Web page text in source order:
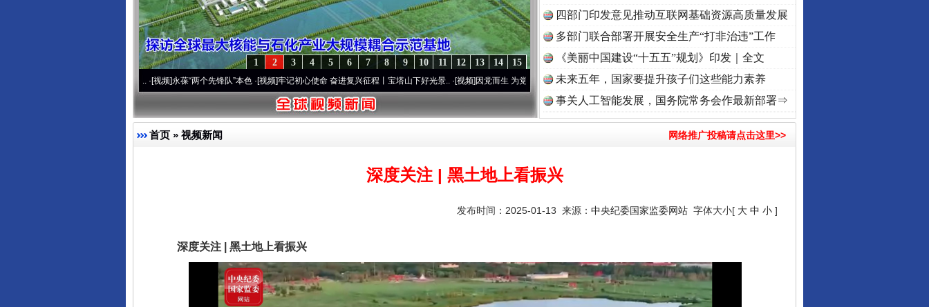
15
14
13
12
11
10
9
8
7
6
5
4
3
2
1
永葆“两个先锋队”本色·[视频]牢记初心使命 奋进复兴征程丨宝塔山下好光景..·[视频]因党而生 为党而战——百年“纪”事⑧加强纪律..·[视频]牢记初心使命 奋进复兴征程丨“转折之城”激荡..
读
四部门印发意见推动互联网基础资源高质量发展
多部门联合部署开展安全生产“打非治违”工作
《美丽中国建设“十五五”规划》印发｜全文
未来五年，国家要提升孩子们这些能力素养
事关人工智能发展，国务院常务会作最新部署⇒
首页 » 视频新闻 网络推广投稿请点击这里>>
深度关注 | 黑土地上看振兴
发布时间：2025-01-13 来源： 中央纪委国家监委网站 字体大小[ 大 中 小 ]
深度关注 | 黑土地上看振兴